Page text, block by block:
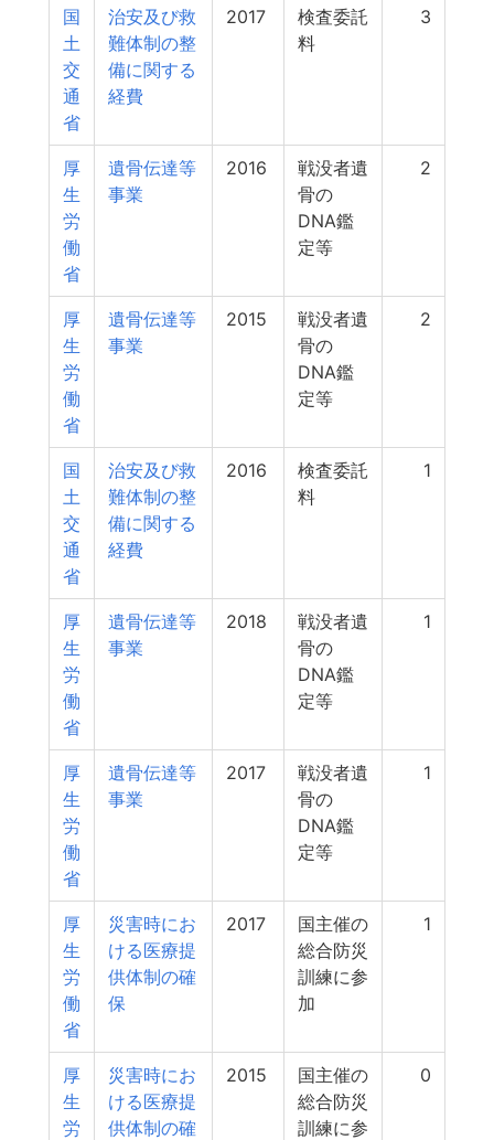
国
土
交
通
省
治安及び救
難体制の整
備に関する
経費
2017
検査委託
料
3
厚
生
労
働
省
遺骨伝達等
事業
2016
戦没者遺
骨の
DNA鑑
定等
2
厚
生
労
働
省
遺骨伝達等
事業
2015
戦没者遺
骨の
DNA鑑
定等
2
国
土
交
通
省
治安及び救
難体制の整
備に関する
経費
2016
検査委託
料
1
厚
生
労
働
省
遺骨伝達等
事業
2018
戦没者遺
骨の
DNA鑑
定等
1
厚
生
労
働
省
遺骨伝達等
事業
2017
戦没者遺
骨の
DNA鑑
定等
1
厚
生
労
働
省
災害時にお
ける医療提
供体制の確
保
2017
国主催の
総合防災
訓練に参
加
1
厚
生
労
災害時にお
ける医療提
供体制の確
2015
国主催の
総合防災
訓練に参
0